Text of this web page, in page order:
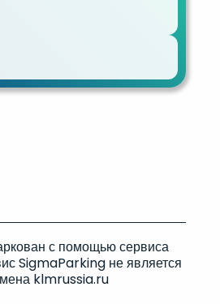
с помощью сервиса
SigmaParking не является
klmrussia.ru